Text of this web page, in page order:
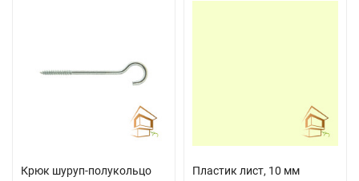
Крюк шуруп-полукольцо
Пластик лист, 10 мм